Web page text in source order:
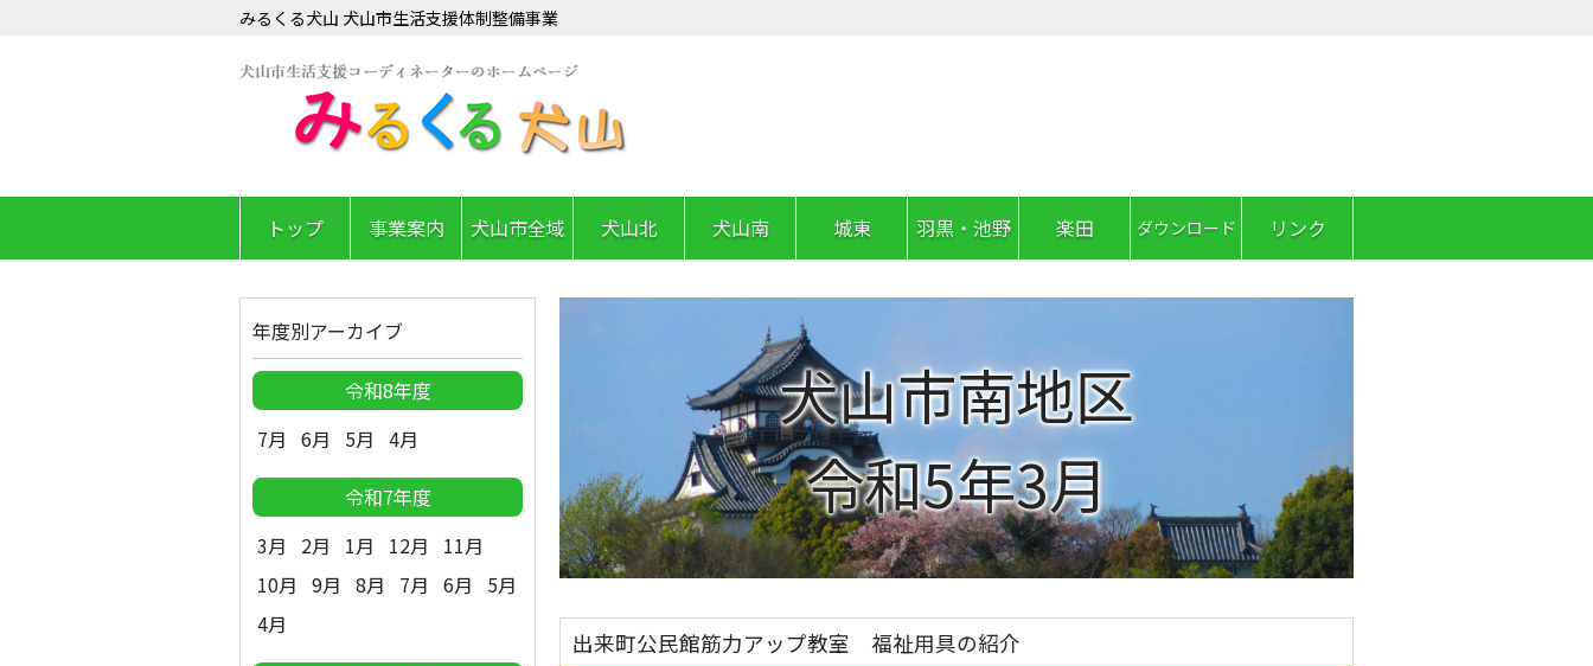
みるくる犬山 犬山市生活支援体制整備事業
トップ 事業案内 犬山市全域 犬山北 犬山南 城東 羽黒・池野 楽田 ダウンロード リンク
犬山市南地区
令和5年3月
出来町公民館筋力アップ教室 福祉用具の紹介
年度別アーカイブ
令和8年度
7月 6月 5月 4月
令和7年度
3月
2月 1月 12月
11月
10月 9月 8月 7月 6月
5月
4月